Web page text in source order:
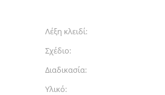
Λέξη κλειδί:
Σχέδιο:
Διαδικασία:
Υλικό: